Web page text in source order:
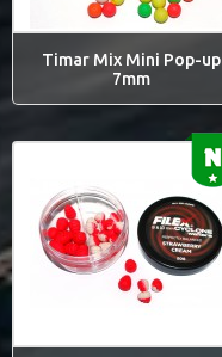
Timar Mix Mini Pop-up
7mm